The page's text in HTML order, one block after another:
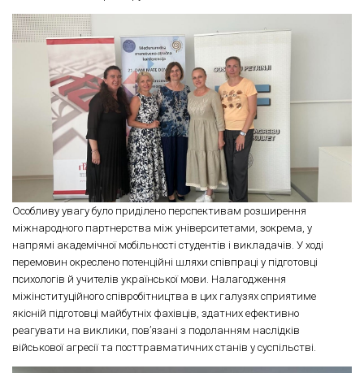
Особливу увагу було приділено перспективам розширення
міжнародного партнерства між університетами, зокрема, у
напрямі академічної мобільності студентів і викладачів. У ході
перемовин окреслено потенційні шляхи співпраці у підготовці
психологів й учителів української мови. Налагодження
міжінституційного співробітництва в цих галузях сприятиме
якісній підготовці майбутніх фахівців, здатних ефективно
реагувати на виклики, пов’язані з подоланням наслідків
військової агресії та посттравматичних станів у суспільстві.